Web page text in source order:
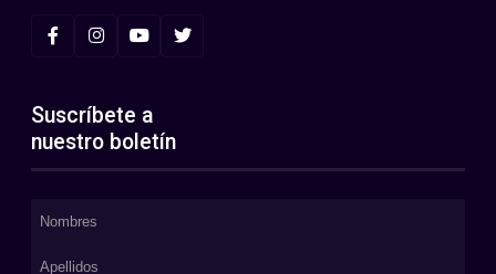
Suscríbete a
nuestro boletín